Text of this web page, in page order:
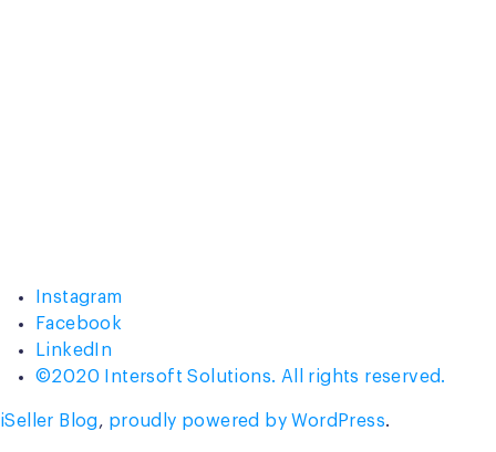
Instagram
Facebook
LinkedIn
©2020 Intersoft Solutions. All rights reserved.
iSeller Blog, proudly powered by WordPress.